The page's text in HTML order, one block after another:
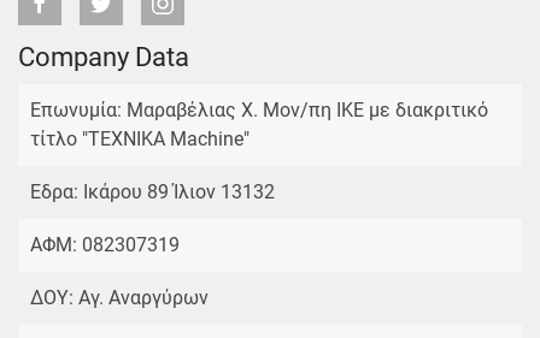
Company Data
Επωνυμία: Μαραβέλιας Χ. Μον/πη ΙΚΕ με διακριτικό
τίτλο "TEXNIKA Machine"
Εδρα: Ικάρου 89 Ίλιον 13132
ΑΦΜ: 082307319
ΔΟΥ: Αγ. Αναργύρων